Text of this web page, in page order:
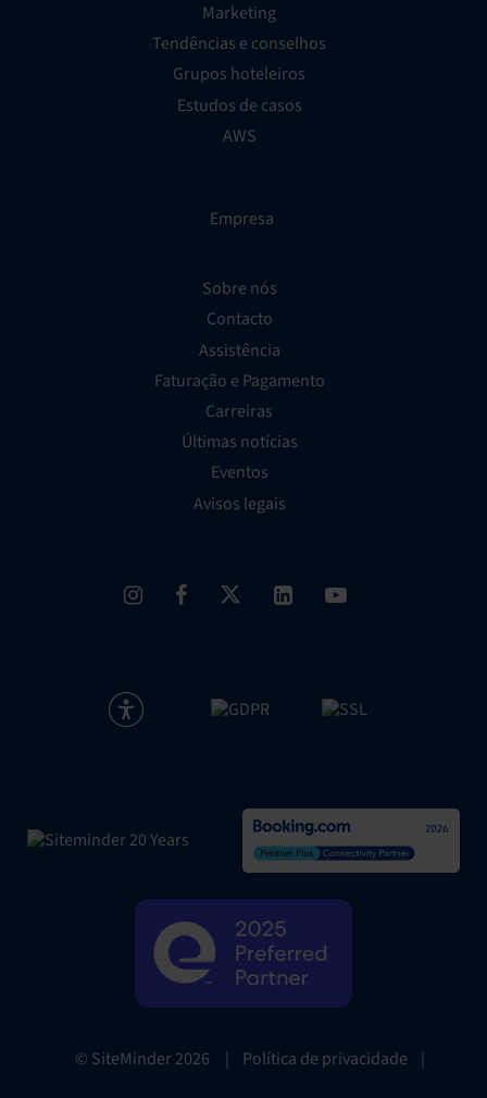
Marketing
Tendências e conselhos
Grupos hoteleiros
Estudos de casos
AWS
Empresa
Sobre nós
Contacto
Assistência
Faturação e Pagamento
Carreiras
Últimas notícias
Eventos
Avisos legais
© SiteMinder2026 | Política de privacidade |